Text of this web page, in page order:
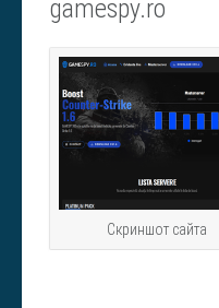
gamespy.ro
Скриншот сайта